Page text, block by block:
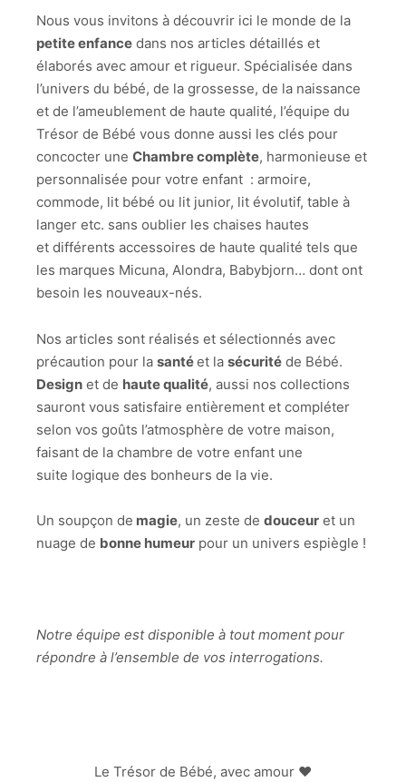
Nous vous invitons à découvrir ici le monde de la
petite enfance dans nos articles détaillés et
élaborés avec amour et rigueur. Spécialisée dans
l’univers du bébé, de la grossesse, de la naissance
et de l’ameublement de haute qualité, l’équipe du
Trésor de Bébé vous donne aussi les clés pour
concocter une Chambre complète, harmonieuse et
personnalisée pour votre enfant : armoire,
commode, lit bébé ou lit junior, lit évolutif, table à
langer etc. sans oublier les chaises hautes
et différents accessoires de haute qualité tels que
les marques Micuna, Alondra, Babybjorn… dont ont
besoin les nouveaux-nés.
Nos articles sont réalisés et sélectionnés avec
précaution pour la santéet la sécurité de Bébé.
Design et de haute qualité, aussi nos collections
sauront vous satisfaire entièrement et compléter
selon vos goûts l’atmosphère de votre maison,
faisant de la chambre de votre enfant une
suite logique des bonheurs de la vie.
Un soupçon de magie, un zeste de douceur et un
nuage de bonne humeur pour un univers espiègle !
Notre équipe est disponible à tout moment pour
répondre à l’ensemble de vos interrogations.
Le Trésor de Bébé, avec amour ♥